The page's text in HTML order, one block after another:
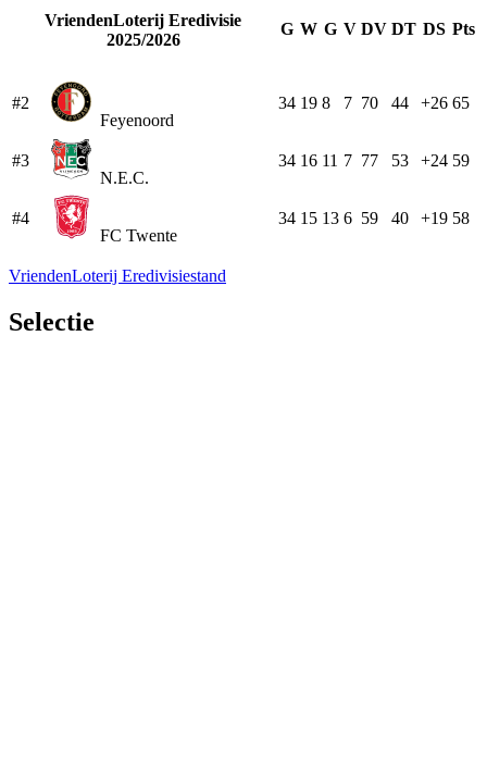
VriendenLoterij Eredivisie
2025/2026
G W G V DV DT DS Pts
#2
Feyenoord
34 19 8 7 70 44 +26 65
#3
N.E.C.
34 16 11 7 77 53 +24 59
#4
FC Twente
34 15 13 6 59 40 +19 58
VriendenLoterij Eredivisiestand
Selectie